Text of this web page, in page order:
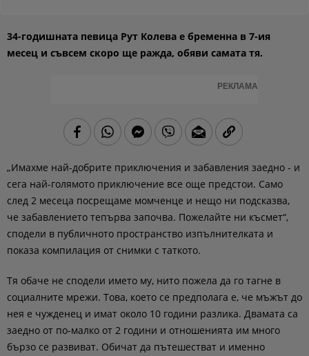
34-годишната певица Рут Колева е бременна в 7-ия
месец и съвсем скоро ще ражда, обяви самата тя.
РЕКЛАМА
„Имахме най-добрите приключения и забавления заедно - и
сега най-голямото приключение все още предстои. Само
след 2 месеца посрещаме момченце и нещо ни подсказва,
че забавлението тепърва започва. Пожелайте ни късмет“,
сподели в публичното пространство изпълнителката и
показа компилация от снимки с таткото.
Тя обаче не сподели името му, нито пожела да го тагне в
социалните мрежи. Това, което се предполага е, че мъжът до
нея е чужденец и имат около 10 години разлика. Двамата са
заедно от по-малко от 2 години и отношенията им много
бързо се развиват. Обичат да пътешестват и именно